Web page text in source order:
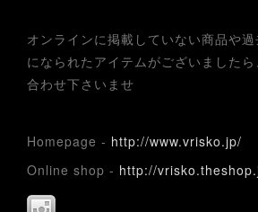
オンラインに掲載していない商品や
になられたアイテムがございました
合わせ下さいませ
Homepage - http://www.vrisko.jp/
Online shop - http://